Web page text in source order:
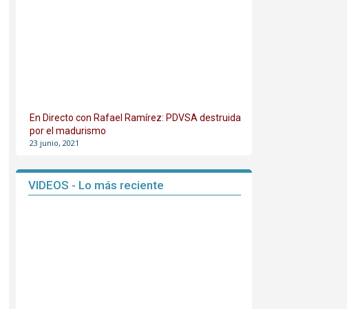
En Directo con Rafael Ramírez: PDVSA destruida
por el madurismo
23 junio, 2021
VIDEOS - Lo más reciente